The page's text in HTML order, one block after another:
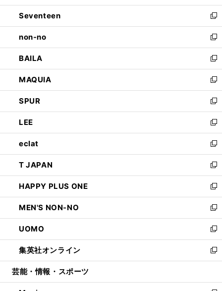
開
く
ウ
で
開
く
ン
ド
ウ
で
開
く
Seventeen
新
し
い
ウ
ィ
ン
ド
ウ
で
開
く
non-no
新
し
い
ウ
ィ
ン
ド
ウ
で
開
く
BAILA
新
し
い
ウ
ィ
ン
ド
ウ
で
開
く
MAQUIA
新
し
い
ウ
ィ
ン
ド
ウ
で
開
く
SPUR
新
し
い
ウ
ィ
ン
ド
ウ
で
開
く
LEE
新
し
い
ウ
ィ
ン
ド
ウ
で
開
く
eclat
新
し
い
ウ
ィ
ン
ド
ウ
で
開
く
T JAPAN
新
し
い
ウ
ィ
ン
ド
ウ
で
開
HAPPY PLUS ONE
新
し
い
ウ
ィ
ン
ド
ウ
開
MEN'S NON-NO
新
し
い
ウ
ィ
ン
ウ
UOMO
新
し
い
ウ
ン
集英社オンライン
新
し
ウ
芸能・情報・スポーツ